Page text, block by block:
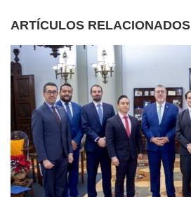
ARTÍCULOS RELACIONADOS